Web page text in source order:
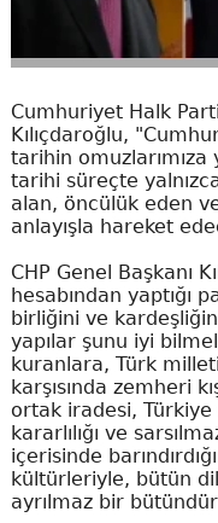
Cumhuriyet Halk
Kılıçdaroğlu,
tarihin
tarihi süreçte
alan, öncülük eden
anlayışla hareket
CHP Genel Başkanı
hesabından yaptığı
birliğini ve
yapılar şunu iyi
kuranlara, Türk
karşısında zemheri
ortak iradesi,
kararlılığı ve
içerisinde
kültürleriyle, bütün
ayrılmaz bir